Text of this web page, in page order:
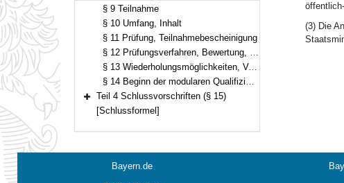
§ 9 Teilnahme
§ 10 Umfang, Inhalt
§ 11 Prüfung, Teilnahmebescheinigung
§ 12 Prüfungsverfahren, Bewertung, Feststellung des Abschlusses
§ 13 Wiederholungsmöglichkeiten, Verhinderung
§ 14 Beginn der modularen Qualifizierung, Übergangsvorschrift
Bereich erweitern
Teil 4 Schlussvorschriften (§ 15)
[Schlussformel]
(3) Die
Bayern.de